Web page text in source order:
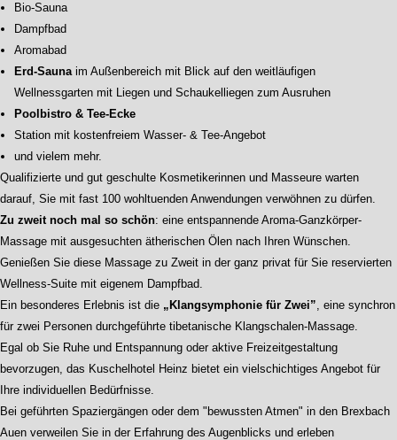
Bio-Sauna
Dampfbad
Aromabad
Erd-Saunaim Außenbereich mit Blick auf den weitläufigen
Wellnessgarten mit Liegen und Schaukelliegen zum Ausruhen
Poolbistro & Tee-Ecke
Station mit kostenfreiem Wasser- & Tee-Angebot
und vielem mehr.
Qualifizierte und gut geschulte Kosmetikerinnen und Masseure warten
darauf, Sie mit fast 100 wohltuenden Anwendungen verwöhnen zu dürfen.
Zu zweit noch mal so schön: eine entspannende Aroma-Ganzkörper-
Massage mit ausgesuchten ätherischen Ölen nach Ihren Wünschen.
Genießen Sie diese Massage zu Zweit in der ganz privat für Sie reservierten
Wellness-Suite mit eigenem Dampfbad.
Ein besonderes Erlebnis ist die „Klangsymphonie für Zwei”, eine synchron
für zwei Personen durchgeführte tibetanische Klangschalen-Massage.
Egal ob Sie Ruhe und Entspannung oder aktive Freizeitgestaltung
bevorzugen, das Kuschelhotel Heinz bietet ein vielschichtiges Angebot für
Ihre individuellen Bedürfnisse.
Bei geführten Spaziergängen oder dem "bewussten Atmen" in den Brexbach
Auen verweilen Sie in der Erfahrung des Augenblicks und erleben